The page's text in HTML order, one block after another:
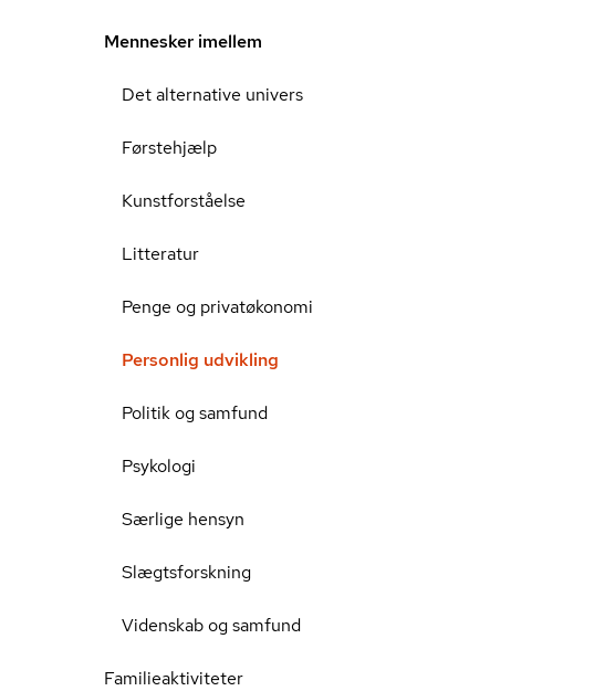
Mennesker imellem
Det alternative univers
Førstehjælp
Kunstforståelse
Litteratur
Penge og privatøkonomi
Personlig udvikling
Politik og samfund
Psykologi
Særlige hensyn
Slægtsforskning
Videnskab og samfund
Familieaktiviteter